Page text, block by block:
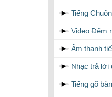
Tiếng
Video Đếm
Âm thanh
Nhạc trả lời
Tiếng gõ